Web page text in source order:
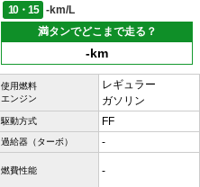
10・15
-km/L
満タンでどこまで走る？
-km
使用燃料
エンジン
レギュラー
ガソリン
駆動方式 FF
過給器（ターボ） -
燃費性能 -